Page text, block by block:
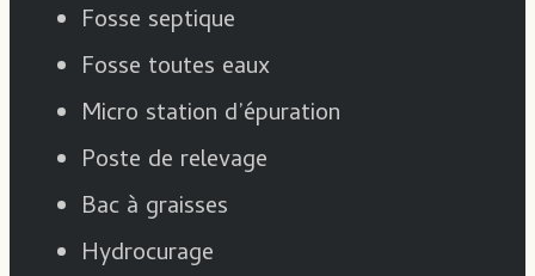
Fosse septique
Fosse toutes eaux
Micro station d’épuration
Poste de relevage
Bac à graisses
Hydrocurage